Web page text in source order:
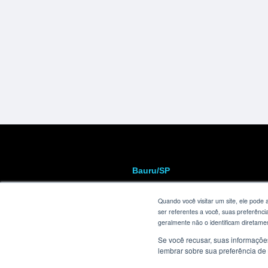
Quando você visitar um site, ele
ser referentes a você, suas
geralmente não o identificam
Se você recusar, suas
lembrar sobre sua preferência
Bauru/SP
CEP: 17015-172